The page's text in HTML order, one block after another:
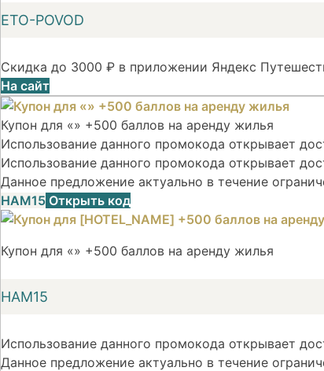
ETO-POVOD
Скидка до 3000 ₽ в приложении Яндекс
На сайт
Купон для «» +500 баллов на аренду жилья
Использование данного промокода открывает
Использование данного промокода открывает
Данное предложение актуально в течение
НАМ15 Открыть код
Купон для «» +500 баллов на аренду жилья
НАМ15
Использование данного промокода открывает
Данное предложение актуально в течение